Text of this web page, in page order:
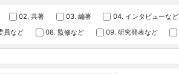
02. 共著 03. 編著 04. インタビューなど
員など
08. 監修など 09. 研究発表など